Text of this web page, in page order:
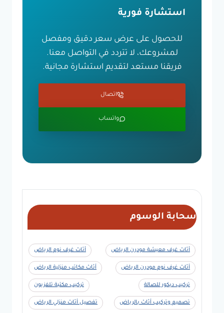
استشارة فورية
للحصول على عرض سعر دقيق ومفصل
لمشروعك، لا تتردد في التواصل معنا.
فريقنا مستعد لتقديم استشارة مجانية.
اتصال
واتساب
سحابة الوسوم
أثاث غرف معيشة مودرن الرياض أثاث غرف نوم الرياض
أثاث غرف نوم مودرن الرياض أثاث مكاتب منزلية الرياض
تركيب ديكور للصالة تركيب مكتبة تلفزيون
تصميم وتركيب أثاث بالرياض تفصيل أثاث منزلي الرياض